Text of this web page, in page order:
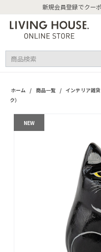
新規会員登録でクー
ホーム / 商品一覧 / インテリア雑貨
ク）
NEW